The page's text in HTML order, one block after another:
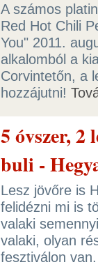
A számos
Red Hot Chili
You" 2011.
alkalomból a
Corvintetőn, a
hozzájutni!
5 óvszer, 2
buli -
Lesz jövőre is
felidézni mi is
valaki
valaki, olyan
fesztiválon